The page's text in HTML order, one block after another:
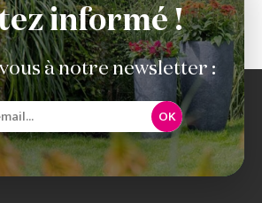
informé !
à notre newsletter :
OK